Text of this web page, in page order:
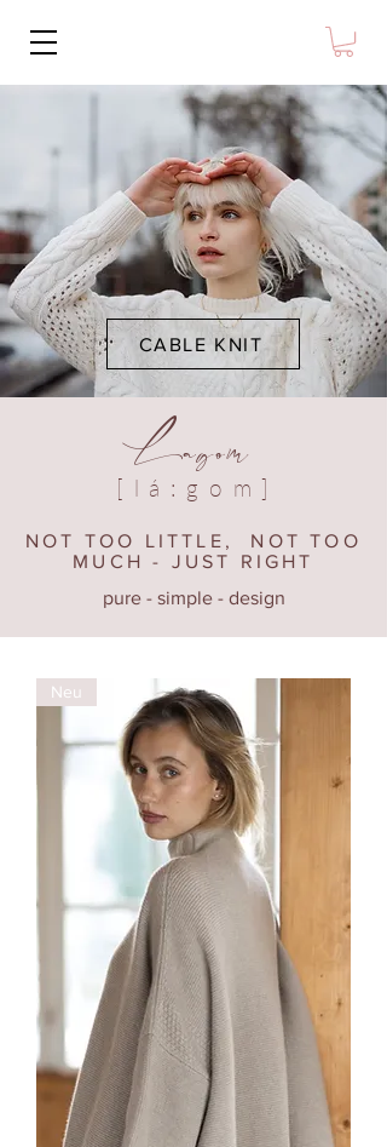
Lagom
[ l á : g o m ]
NOT TOO LITTLE, NOT TOO
MUCH - JUST RIGHT
pure - simple - design
CABLE KNIT
Neu